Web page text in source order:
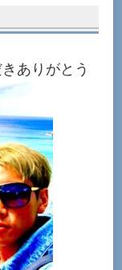
ありがとう